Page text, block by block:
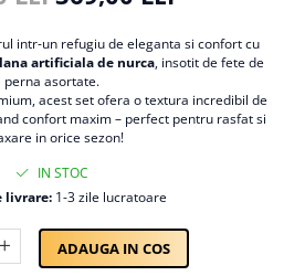
Collection
Cu
Regal,
King Size
1
intr-un refugiu de eleganta si confort cu
artificiala de nurca, insotit de fete de
perna asortate.
acest set ofera o textura incredibil de
confort maxim – perfect pentru rasfat si
in orice sezon!
IN STOC
livrare: 1-3 zile lucratoare
ADAUGA IN COS